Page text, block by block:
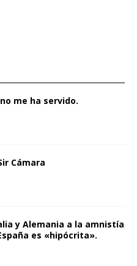
me ha servido.
Cámara
y Alemania a la amnistía
es «hipócrita».